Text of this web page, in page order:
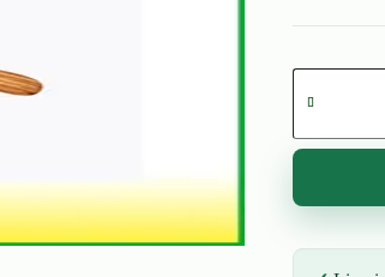
quantité
de
En
Bois